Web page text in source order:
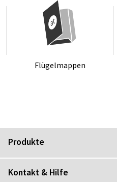
Flü­gel­map­pen
Produkte
Kontakt & Hilfe